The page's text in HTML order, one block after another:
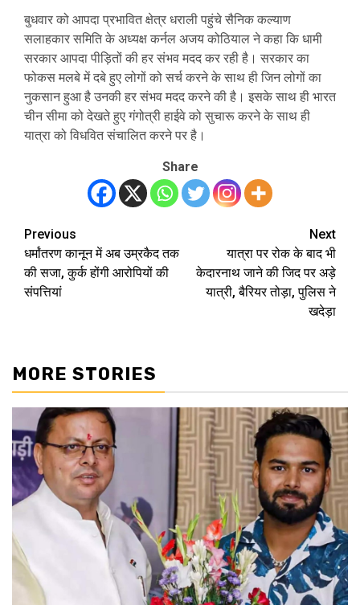
बुधवार को आपदा प्रभावित क्षेत्र धराली पहुंचे सैनिक कल्याण
सलाहकार समिति के अध्यक्ष कर्नल अजय कोठियाल ने कहा कि धामी
सरकार आपदा पीड़ितों की हर संभव मदद कर रही है। सरकार का
फोकस मलबे में दबे हुए लोगों को सर्च करने के साथ ही जिन लोगों का
नुकसान हुआ है उनकी हर संभव मदद करने की है। इसके साथ ही भारत
चीन सीमा को देखते हुए गंगोत्री हाईवे को सुचारू करने के साथ ही
यात्रा को विधवित संचालित करने पर है।
Share
Post
navigation
Previous
धर्मांतरण कानून में अब उम्रकैद तक
की सजा, कुर्क होंगी आरोपियों की
संपत्तियां
Next
यात्रा पर रोक के बाद भी
केदारनाथ जाने की जिद पर अड़े
यात्री, बैरियर तोड़ा, पुलिस ने
खदेड़ा
MORE STORIES